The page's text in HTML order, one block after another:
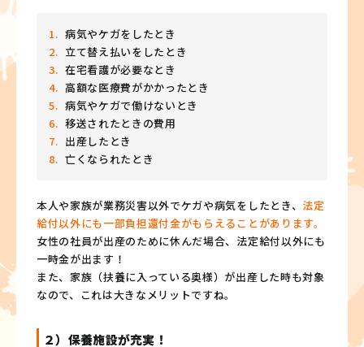
病気やケガをしたとき
立て替え払いをしたとき
在宅看護が必要なとき
高額な医療費がかかったとき
病気やケガで働けないとき
移送されたときの費用
出産したとき
亡くなられたとき
本人や家族が業務災害以外でケガや病気をしたとき、 法定
給付以外にも一部負担還付金がもらえることがあります。
女性の社員が出産のために休んだ場合、法定給付以外にも
一時金が出ます！
また、家族（扶養に入っている奥様）が出産した時も対象
なので、これは大きなメリットですね。
２）保養施設が充実！